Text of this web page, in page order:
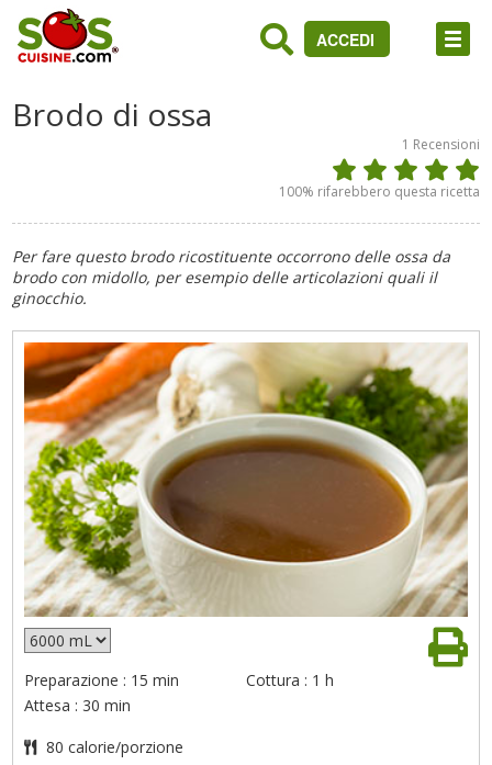
ACCEDI
Brodo di ossa
1 Recensioni
100% rifarebbero questa ricetta
Per fare questo brodo ricostituente occorrono delle ossa da
brodo con midollo, per esempio delle articolazioni quali il
ginocchio.
Preparazione : 15 min
Cottura : 1 h
Attesa : 30 min
80 calorie/porzione